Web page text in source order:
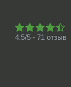
4.5/5 - 71 отзыв